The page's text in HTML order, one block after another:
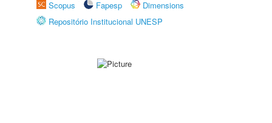
Scopus
Fapesp
Dimensions
Repositório Institucional UNESP